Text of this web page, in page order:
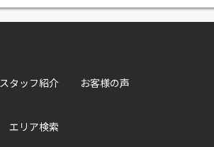
スタッフ紹介 お客様の声
エリア検索